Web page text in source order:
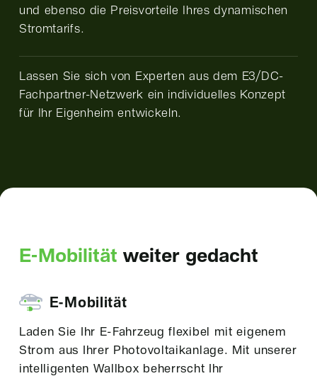
und ebenso die Preisvorteile Ihres dynamischen
Stromtarifs.
Lassen Sie sich von Experten aus dem E3/DC-
Fachpartner-Netzwerk ein individuelles Konzept
für Ihr Eigenheim entwickeln.
E-Mobilität weiter gedacht
E-Mobilität
Laden Sie Ihr E-Fahrzeug flexibel mit eigenem
Strom aus Ihrer Photovoltaikanlage. Mit unserer
intelligenten Wallbox beherrscht Ihr